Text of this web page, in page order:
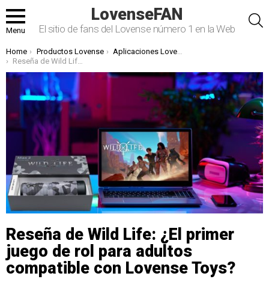
Menu
LovenseFAN
El sitio de fans del Lovense número 1 en la Web
You are here:
Home Productos Lovense
Aplicaciones Lovense
Reseña de Wild Life: ¿El primer juego de rol para adultos compatible con Lovense Toys?
Reseña de Wild Life: ¿El primer
juego de rol para adultos
compatible con Lovense Toys?